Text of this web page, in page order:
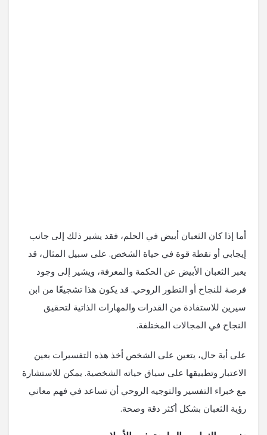
أما إذا كان الثعبان أبيض في الحلم، فقد يشير ذلك إلى جانب
إيجابي أو نقطة قوة في حياة الشخص. على سبيل المثال، قد
يعبر الثعبان الأبيض عن الحكمة والمعرفة، ويشير إلى وجود
فرصة للنجاح أو التطور الروحي. قد يكون هذا تشجيعًا من ابن
سيرين للاستفادة من القدرات والمهارات الذاتية لتحقيق
النجاح في المجالات المختلفة.
على أية حال، يتعين على الشخص أخذ هذه التفسيرات بعين
الاعتبار وتطبيقها على سياق حياته الشخصية. يمكن للاستشارة
مع خبراء التفسير والتوجيه الروحي أن تساعد في فهم معاني
رؤية الثعبان بشكل أكثر دقة وصحة.